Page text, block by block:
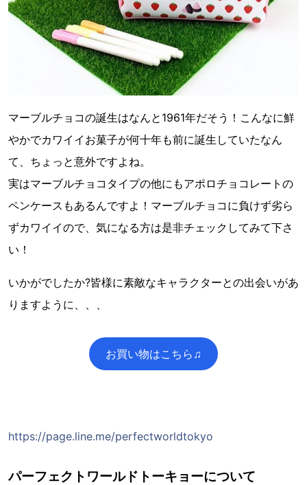
マーブルチョコの誕生はなんと1961年だそう！こんなに鮮
やかでカワイイお菓子が何十年も前に誕生していたなん
て、ちょっと意外ですよね。
実はマーブルチョコタイプの他にもアポロチョコレートの
ペンケースもあるんですよ！マーブルチョコに負けず劣ら
ずカワイイので、気になる方は是非チェックしてみて下さ
い！
いかがでしたか?皆様に素敵なキャラクターとの出会いがあ
りますように、、、
お買い物はこちら♫
https://page.line.me/perfectworldtokyo
パーフェクトワールドトーキョーについて